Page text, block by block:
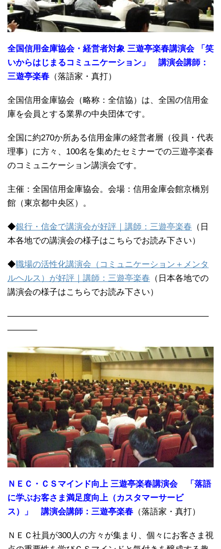
全国信用金庫協会・経営者対象 三遊亭楽春講演会 「笑
いからはじまるコミュニケーション」 講演会講師：
三遊亭楽春 （落語家・真打）
全国信用金庫協会（略称：全信協）は、全国の信用金
庫を会員とする業界の中央団体です。
全国に約270か所ある信用金庫の経営者層（役員・代表
理事）に方々、100名を集めたセミナーでの三遊亭楽春
のコミュニケーション講演会です。
主催：全国信用金庫協会。会場：信用金庫会館京橋別
館（東京都中央区）。
◆銀行・信金で講演会が好評｜講師：三遊亭楽春 （日
本各地での講演会の様子はこちらでお読み下さい）
◆職場の活性化講演会（コミュニケーション＋メンタ
ルヘルス）が好評｜講師：三遊亭楽春 （日本各地での
講演会の様子はこちらでお読み下さい）
————————————————————————
———–
ＮＥＣ・ＣＳマインド向上 三遊亭楽春講演会 「落語
に学ぶお客さま満足度向上（カスタマーサービ
ス）」 講演会講師：三遊亭楽春 （落語家・真打）
ＮＥＣ社員が300人の方々が集まり、個々にお客さま視